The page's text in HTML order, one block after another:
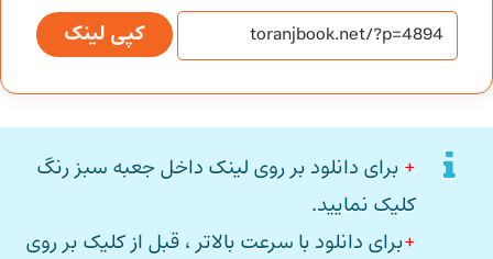
کپی لینک
+ برای دانلود بر روی لینک داخل جعبه سبز رنگ
کلیک نمایید.
+برای دانلود با سرعت بالاتر ، قبل از کلیک بر روی